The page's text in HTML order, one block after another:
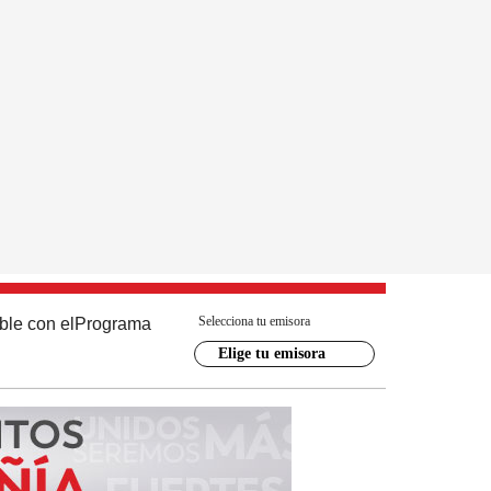
con el Programa Selecciona tu emisora
Elige tu emisora